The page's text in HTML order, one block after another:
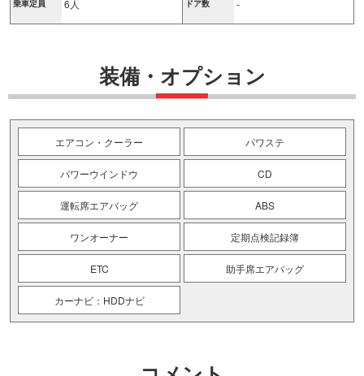
乗車定員 6人 ドア数 -
装備・オプション
エアコン・クーラー パワステ
パワーウインドウ CD
運転席エアバッグ ABS
ワンオーナー 定期点検記録簿
ETC 助手席エアバッグ
カーナビ：HDDナビ